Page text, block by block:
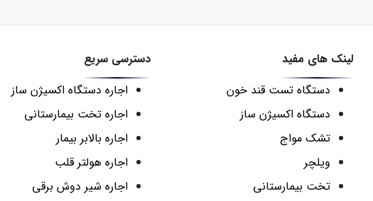
لینک های مفید
دستگاه تست قند خون
دستگاه اکسیژن ساز
تشک مواج
ویلچر
تخت بیمارستانی
دسترسی سریع
اجاره دستگاه اکسیژن ساز
اجاره تخت بیمارستانی
اجاره بالابر بیمار
اجاره هولتر قلب
اجاره شیر دوش برقی